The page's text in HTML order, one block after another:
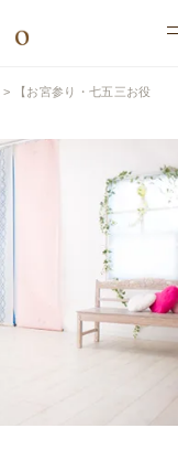
>
【お宮参り・七五三お役